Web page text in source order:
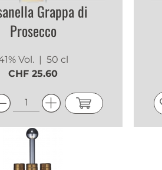
Grappa di
Prosecco
Vol. | 50 cl
CHF 25.60